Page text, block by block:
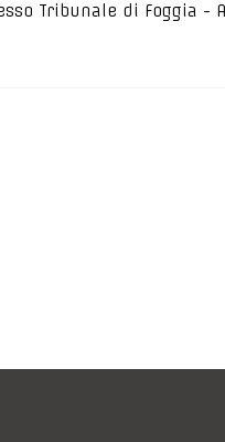
Tribunale di Foggia -